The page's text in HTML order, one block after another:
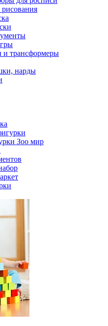
трансформеры
нарды
Зоо мир